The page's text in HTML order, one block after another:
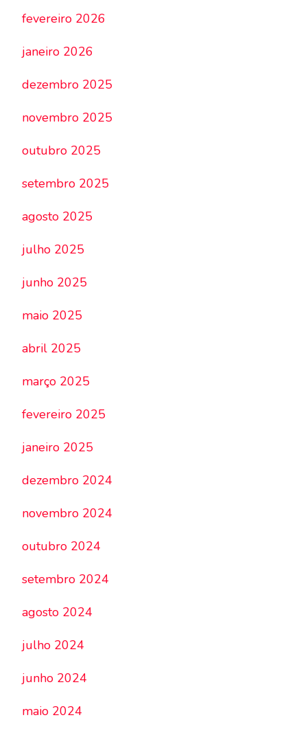
fevereiro 2026
janeiro 2026
dezembro 2025
novembro 2025
outubro 2025
setembro 2025
agosto 2025
julho 2025
junho 2025
maio 2025
abril 2025
março 2025
fevereiro 2025
janeiro 2025
dezembro 2024
novembro 2024
outubro 2024
setembro 2024
agosto 2024
julho 2024
junho 2024
maio 2024